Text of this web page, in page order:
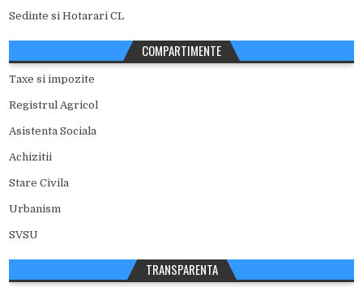
Sedinte si Hotarari CL
COMPARTIMENTE
Taxe si impozite
Registrul Agricol
Asistenta Sociala
Achizitii
Stare Civila
Urbanism
SVSU
TRANSPARENTA